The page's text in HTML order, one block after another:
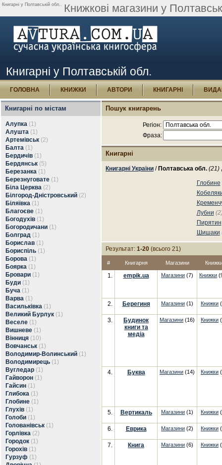
Книгарні у Полтавській обл.. Книжкові магазини у
Книгарні у Полтавській обл.
ГОЛОВНА КНИЖКИ АВТОРИ КНИГАРНІ
Книгарні по містам
Алупка (1)
Алушта (1)
Артемівськ (2)
Балта (1)
Бердичів (1)
Бердянськ (5)
Березанка (1)
Березнуговате (1)
Біла Церква (2)
Білгород-Дністровський (2)
Біляївка (1)
Благоєве (1)
Богодухів (1)
Богородичани (1)
Болград (1)
Борислав (1)
Бориспіль (1)
Борова (1)
Боярка (1)
Бровари (1)
Буди (1)
Буча (1)
Варва (1)
Васильківка (1)
Великий Бурлук (1)
Веселе (1)
Вишневе (1)
Вінниця (10)
Вовчанськ (1)
Володимир-Волинський (1)
Володимирець (1)
Вугледар (1)
Гайворон (1)
Гайсин (1)
Глибока (1)
Глобине (1)
Глухів (1)
Голоби (1)
Голованівськ (1)
Горлівка (2)
Городок (1)
Горохів (1)
Гурзуф (1)
Пошук книгарень
Регіон:
Фраза:
Книгарні
Книгарні України / Полтавська обл. (21)
Глобине
Лубни
Пирятин
Шишаки
Результат: 1-20 (всього 21)
# Книгарня Магазини
1. empik.ua Магазини (7) Книжки
2. Берегиня Магазини (1) Книжки
3.
Будинок
книги та
медіа
Магазини (16) Книжки
4. Буква Магазини (14) Книжки
5. Вертикаль Магазини (1) Книжки
6. Еврика Магазини (2) Книжки
7. Книга Магазини (6) Книжки